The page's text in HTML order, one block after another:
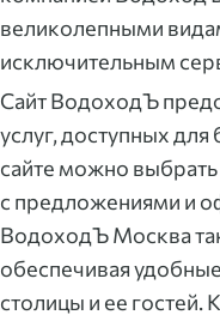
великолепными
исключительным
Сайт ВодоходЪ
услуг, доступных
сайте можно выбрать
с предложениями и
ВодоходЪ Москва
обеспечивая
столицы и ее гостей.